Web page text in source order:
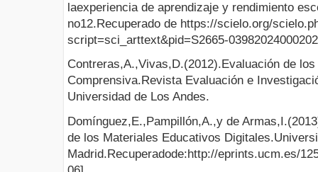
laexperiencia de aprendizaje y rendimiento
no12.Recuperado de https://scielo.org/
script=sci_arttext&pid=S2665-
Contreras,A.,Vivas,D.(2012).Evaluación de
Comprensiva.Revista Evaluación e
Universidad de Los Andes.
Domínguez,E.,Pampillón,A.,y de
de los Materiales Educativos
Madrid.Recuperadode:http://eprints.ucm.es/